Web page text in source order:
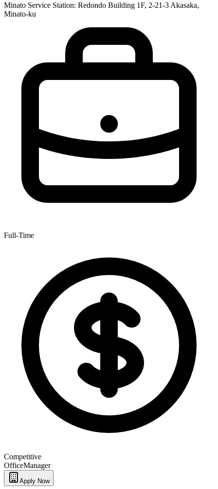
Minato Service Station: Redondo Building 1F, 2-21-3 Akasaka,
Minato-ku
Full-Time
Competitive
OfficeManager
Apply Now